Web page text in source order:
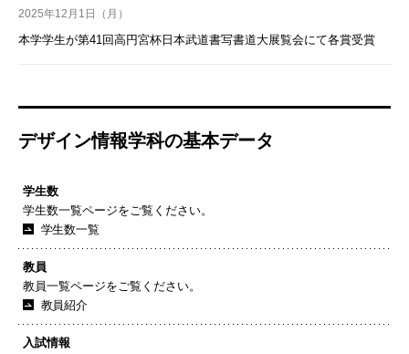
2025年12月1日（月）
本学学生が第41回高円宮杯日本武道書写書道大展覧会にて各賞受賞
デザイン情報学科の基本データ
学生数
学生数一覧ページをご覧ください。
学生数一覧
教員
教員一覧ページをご覧ください。
教員紹介
入試情報